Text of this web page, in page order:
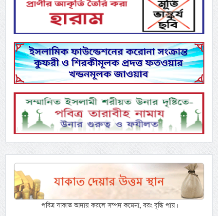
পবিত্র যাকাত আদায় করলে সম্পদ কমেনা, বরং বৃদ্ধি পায়।